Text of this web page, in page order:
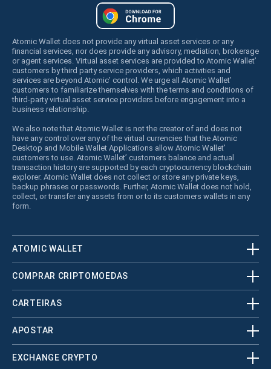
Atomic Wallet does not provide any virtual asset services or any
financial services, nor does provide any advisory, mediation, brokerage
or agent services. Virtual asset services are provided to Atomic Wallet’
customers by third party service providers, which activities and
services are beyond Atomic’ control. We urge all Atomic Wallet’
customers to familiarize themselves with the terms and conditions of
third-party virtual asset service providers before engagement into a
business relationship.
We also note that Atomic Wallet is not the creator of and does not
have any control over any of the virtual currencies that the Atomic
Desktop and Mobile Wallet Applications allow Atomic Wallet’
customers to use. Atomic Wallet’ customers balance and actual
transaction history are supported by each cryptocurrency blockchain
explorer. Atomic Wallet does not collect or store any private keys,
backup phrases or passwords. Further, Atomic Wallet does not hold,
collect, or transfer any assets from or to its customers wallets in any
form.
ATOMIC WALLET
COMPRAR CRIPTOMOEDAS
CARTEIRAS
APOSTAR
EXCHANGE CRYPTO